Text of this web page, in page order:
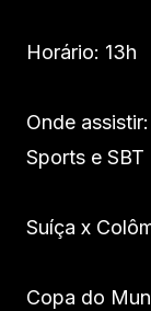
Horário: 13h
Onde
Sports e SBT
Suíça x
Copa do